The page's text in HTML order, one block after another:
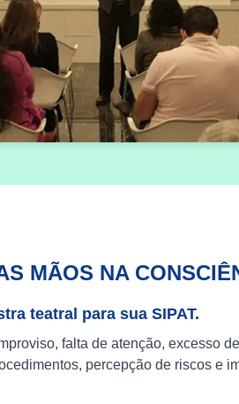
MÃOS NA
teatral para sua SIPAT.
falta de atenção, excesso
percepção de riscos e